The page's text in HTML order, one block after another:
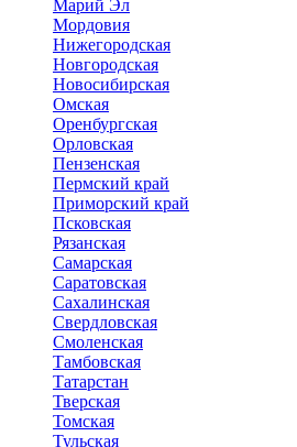
Марий Эл
Мордовия
Нижегородская
Новгородская
Новосибирская
Омская
Оренбургская
Орловская
Пензенская
Пермский край
Приморский край
Псковская
Рязанская
Самарская
Саратовская
Сахалинская
Свердловская
Смоленская
Тамбовская
Татарстан
Тверская
Томская
Тульская